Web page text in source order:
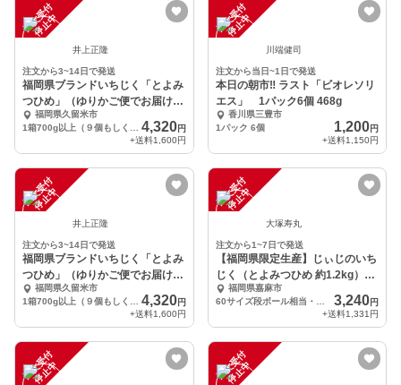
注
文
受
付
停
止
中
井上正隆
注文から3~14日で発送
福岡県ブランドいちじく「とよみ
つひめ」（ゆりかご便でお届けし
ます！）
福岡県久留米市
4,320円
+送料1,600円
注
文
受
付
停
止
中
川端健司
注文から当日~1日で発送
本日の朝市‼️ ラスト「ビオレソリ
エス」 1パック6個 468g
香川県三豊市
1パック 6個
1,200円
+送料1,150円
注
文
受
付
停
止
中
井上正隆
注文から3~14日で発送
福岡県ブランドいちじく「とよみ
つひめ」（ゆりかご便でお届けし
ます！）
福岡県久留米市
4,320円
+送料1,600円
注
文
受
付
停
止
中
大塚寿丸
注文から1~7日で発送
【福岡県限定生産】じぃじのいち
じく（とよみつひめ 約1.2kg）
【13〜20個】
福岡県嘉麻市
3,240円
+送料1,331円
注
文
受
付
停
止
中 注
文
受
付
停
止
中